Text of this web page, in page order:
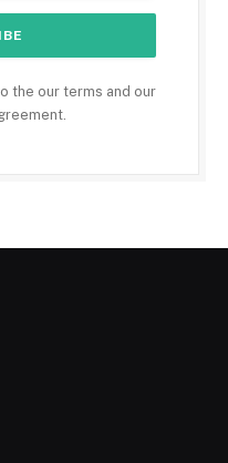
the our terms and our